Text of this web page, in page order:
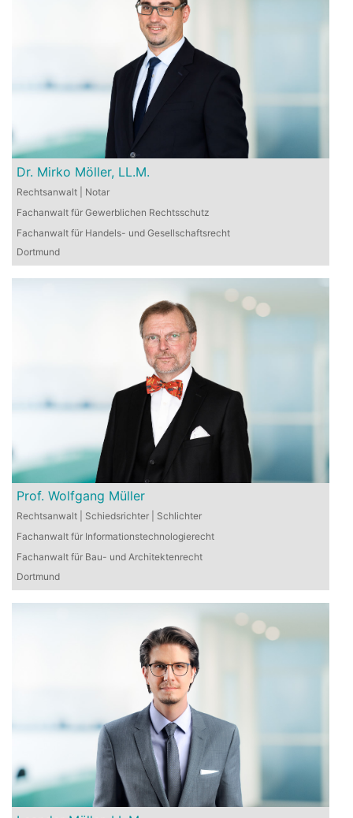
Dr. Mirko Möller, LL.M.
Rechtsanwalt | Notar
Fachanwalt für Gewerblichen Rechtsschutz
Fachanwalt für Handels- und Gesellschaftsrecht
Dortmund
Prof. Wolfgang Müller
Rechtsanwalt | Schiedsrichter | Schlichter
Fachanwalt für Informationstechnologierecht
Fachanwalt für Bau- und Architektenrecht
Dortmund